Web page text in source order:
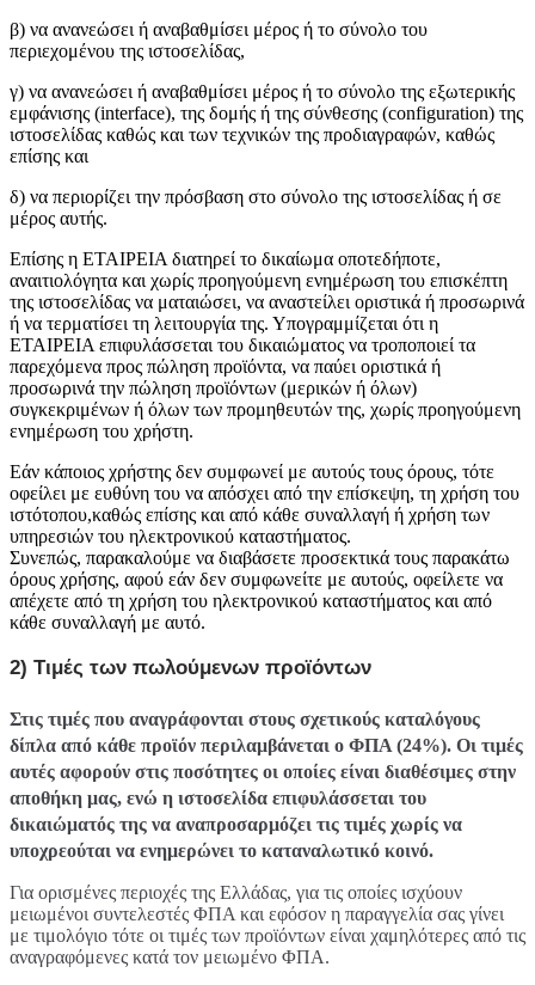
β) να ανανεώσει ή αναβαθμίσει μέρος ή το σύνολο του
περιεχομένου της ιστοσελίδας,
γ) να ανανεώσει ή αναβαθμίσει μέρος ή το σύνολο της εξωτερικής
εμφάνισης (interface), της δομής ή της σύνθεσης (configuration) της
ιστοσελίδας καθώς και των τεχνικών της προδιαγραφών, καθώς
επίσης και
δ) να περιορίζει την πρόσβαση στο σύνολο της ιστοσελίδας ή σε
μέρος αυτής.
Επίσης η ΕΤΑΙΡΕΙΑ διατηρεί το δικαίωμα οποτεδήποτε,
αναιτιολόγητα και χωρίς προηγούμενη ενημέρωση του επισκέπτη
της ιστοσελίδας να ματαιώσει, να αναστείλει οριστικά ή προσωρινά
ή να τερματίσει τη λειτουργία της. Υπογραμμίζεται ότι η
ΕΤΑΙΡΕΙΑ επιφυλάσσεται του δικαιώματος να τροποποιεί τα
παρεχόμενα προς πώληση προϊόντα, να παύει οριστικά ή
προσωρινά την πώληση προϊόντων (μερικών ή όλων)
συγκεκριμένων ή όλων των προμηθευτών της, χωρίς προηγούμενη
ενημέρωση του χρήστη.
Εάν κάποιος χρήστης δεν συμφωνεί με αυτούς τους όρους, τότε
οφείλει με ευθύνη του να απόσχει από την επίσκεψη, τη χρήση του
ιστότοπου,καθώς επίσης και από κάθε συναλλαγή ή χρήση των
υπηρεσιών του ηλεκτρονικού καταστήματος.
Συνεπώς, παρακαλούμε να διαβάσετε προσεκτικά τους παρακάτω
όρους χρήσης, αφού εάν δεν συμφωνείτε με αυτούς, οφείλετε να
απέχετε από τη χρήση του ηλεκτρονικού καταστήματος και από
κάθε συναλλαγή με αυτό.
2) Τιμές των πωλούμενων προϊόντων
Στις τιμές που αναγράφονται στους σχετικούς καταλόγους
δίπλα από κάθε προϊόν περιλαμβάνεται ο ΦΠΑ (24%). Οι τιμές
αυτές αφορούν στις ποσότητες οι οποίες είναι διαθέσιμες στην
αποθήκη μας, ενώ η ιστοσελίδα επιφυλάσσεται του
δικαιώματός της να αναπροσαρμόζει τις τιμές χωρίς να
υποχρεούται να ενημερώνει το καταναλωτικό κοινό.
Για ορισμένες περιοχές της Ελλάδας, για τις οποίες ισχύουν
μειωμένοι συντελεστές ΦΠΑ και εφόσον η παραγγελία σας γίνει
με τιμολόγιο τότε οι τιμές των προϊόντων είναι χαμηλότερες από τις
αναγραφόμενες κατά τον μειωμένο ΦΠΑ.